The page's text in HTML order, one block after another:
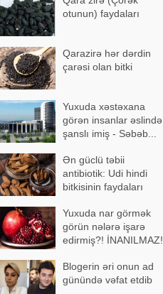
otunun) faydaları
Qarazirə hər dərdin
çarəsi olan bitki
Yuxuda xəstəxana
görən insanlar əslində
şanslı imiş - Səbəb...
Ən güclü təbii
antibiotik: Udi hindi
bitkisinin faydaları
Yuxuda nar görmək
görün nələrə işarə
edirmiş?! İNANILMAZ!
Blogerin əri onun ad
günündə vəfat etdib